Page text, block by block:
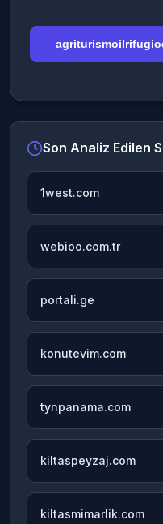
Son Analiz Edilen
1west.com
webioo.com.tr
portali.ge
konutevim.com
tynpanama.com
kiltaspeyzaj.com
kiltasmimarlik.com